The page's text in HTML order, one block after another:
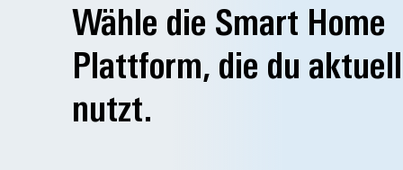
Wähle die Smart Home
Plattform, die du aktuell
nutzt.